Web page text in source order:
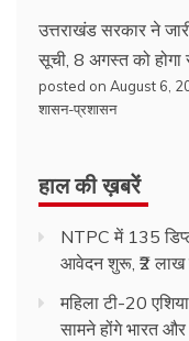
उत्तराखंड सरकार ने
सूची, 8 अगस्त को होगा
posted on August 6,
शासन-प्रशासन
हाल की ख़बरें
NTPC में 135
आवेदन शुरू, ₹2 लाख
महिला टी-20
सामने होंगे भारत और